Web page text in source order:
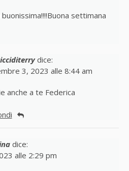
settimana
dice:
3, 2023 alle 8:44 am
anche a te Federica
dice:
alle 2:29 pm